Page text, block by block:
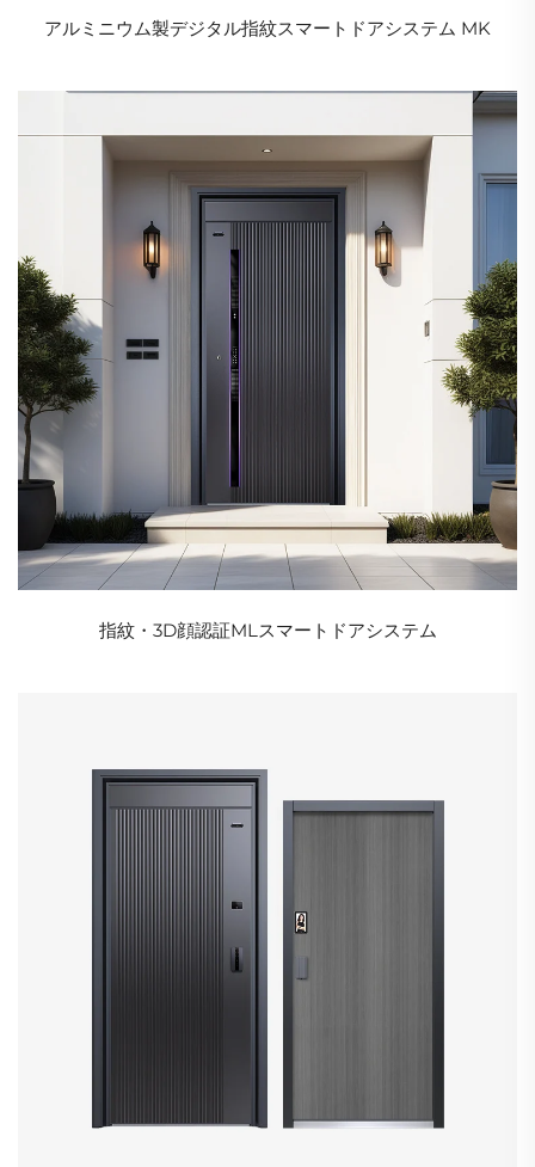
アルミニウム製デジタル指紋スマートドアシステム MK
指紋・3D顔認証MLスマートドアシステム